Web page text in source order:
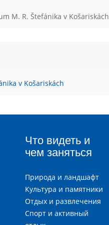
M. R. Štefánika v Košariskách
v Košariskách
Что видеть и
чем заняться
Природа и ландшафт
Культура и памятники
Отдых и развлечения
Спорт и активный